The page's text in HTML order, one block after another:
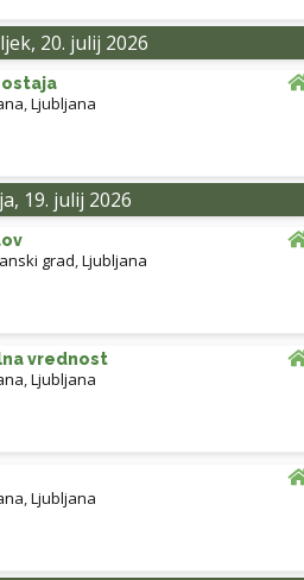
20. julij 2026
ostaja
,Ljubljana
19. julij 2026
grad,Ljubljana
vrednost
,Ljubljana
,Ljubljana